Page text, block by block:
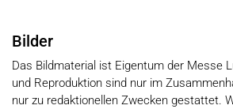
Bilder
Das Bildmaterial ist Eigentum der Messe
und Reproduktion sind nur im
nur zu redaktionellen Zwecken gestattet.